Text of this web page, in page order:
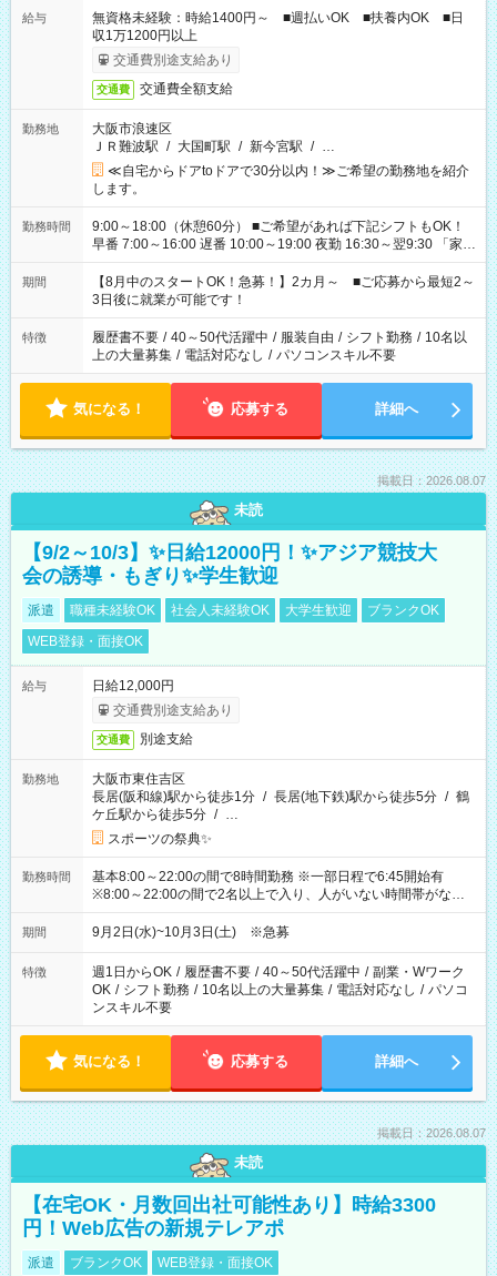
給与
無資格未経験：時給1400円～ ■週払いOK ■扶養内OK ■日
収1万1200円以上
交通費別途支給あり
交通費 交通費全額支給
勤務地
大阪市浪速区
ＪＲ難波駅 / 大国町駅 / 新今宮駅 / …
≪自宅からドアtoドアで30分以内！≫ご希望の勤務地を紹介
します。
勤務時間
9:00～18:00（休憩60分） ■ご希望があれば下記シフトもOK！
早番 7:00～16:00 遅番 10:00～19:00 夜勤 16:30～翌9:30 「家族
と休みを合わせたい」 「余裕を持って夕飯の準備がしたい」
「できれば残業はしたくない」 など、ご希望を教えてください
ね。 ※Wワーク希望の方へ 今ご覧のお仕事で希望する勤務時間
と、もう1つのお仕事の勤務時間。 合計で週40時間を超える場
合は応募できません。
期間
【8月中のスタートOK！急募！】2カ月～ ■ご応募から最短2～
3日後に就業が可能です！
特徴 履歴書不要 / 40～50代活躍中 / 服装自由 / シフト勤務 / 10名以
上の大量募集 / 電話対応なし / パソコンスキル不要
気になる！ 応募する 詳細へ
掲載日：2026.08.07
未読
【9/2～10/3】✨日給12000円！✨アジア競技大
会の誘導・もぎり✨学生歓迎
派遣 職種未経験OK 社会人未経験OK 大学生歓迎
ブランクOK
WEB登録・面接OK
給与
日給12,000円
交通費別途支給あり
交通費 別途支給
勤務地
大阪市東住吉区
長居(阪和線)駅から徒歩1分 / 長居(地下鉄)駅から徒歩5分 / 鶴
ケ丘駅から徒歩5分 / …
スポーツの祭典✨
勤務時間
基本8:00～22:00の間で8時間勤務 ※一部日程で6:45開始有
※8:00～22:00の間で2名以上で入り、人がいない時間帯がない
ように相方と時間を分け合うイメージです
期間 9月2日(水)~10月3日(土) ※急募
特徴 週1日からOK / 履歴書不要 / 40～50代活躍中 / 副業・Wワーク
OK / シフト勤務 / 10名以上の大量募集 / 電話対応なし / パソコ
ンスキル不要
気になる！ 応募する 詳細へ
掲載日：2026.08.07
未読
【在宅OK・月数回出社可能性あり】時給3300
円！Web広告の新規テレアポ
派遣 ブランクOK WEB登録・面接OK